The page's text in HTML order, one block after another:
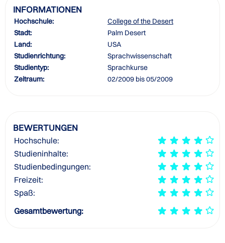
INFORMATIONEN
Hochschule:
College of the Desert
Stadt:
Palm Desert
Land:
USA
Studienrichtung:
Sprachwissenschaft
Studientyp:
Sprachkurse
Zeitraum:
02/2009 bis 05/2009
BEWERTUNGEN
Hochschule:
Studieninhalte:
Studienbedingungen:
Freizeit:
Spaß:
Gesamtbewertung: